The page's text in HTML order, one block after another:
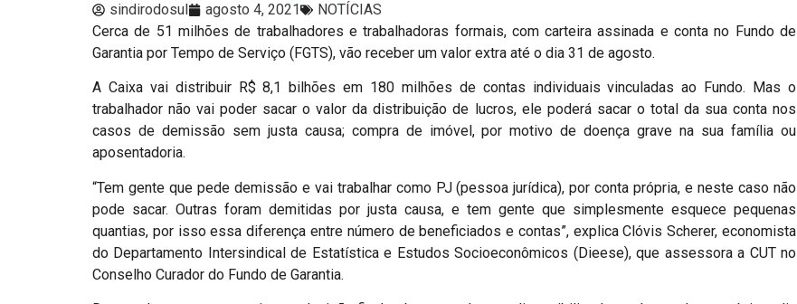
sindirodosul agosto 4, 2021
NOTÍCIAS
Cerca de 51 milhões de trabalhadores e trabalhadoras formais, com carteira assinada e conta no Fundo de
Garantia por Tempo de Serviço (FGTS), vão receber um valor extra até o dia 31 de agosto.
A Caixa vai distribuir R$ 8,1 bilhões em 180 milhões de contas individuais vinculadas ao Fundo. Mas o
trabalhador não vai poder sacar o valor da distribuição de lucros, ele poderá sacar o total da sua conta nos
casos de demissão sem justa causa; compra de imóvel, por motivo de doença grave na sua família ou
aposentadoria.
“Tem gente que pede demissão e vai trabalhar como PJ (pessoa jurídica), por conta própria, e neste caso não
pode sacar. Outras foram demitidas por justa causa, e tem gente que simplesmente esquece pequenas
quantias, por isso essa diferença entre número de beneficiados e contas”, explica Clóvis Scherer, economista
do Departamento Intersindical de Estatística e Estudos Socioeconômicos (Dieese), que assessora a CUT no
Conselho Curador do Fundo de Garantia.